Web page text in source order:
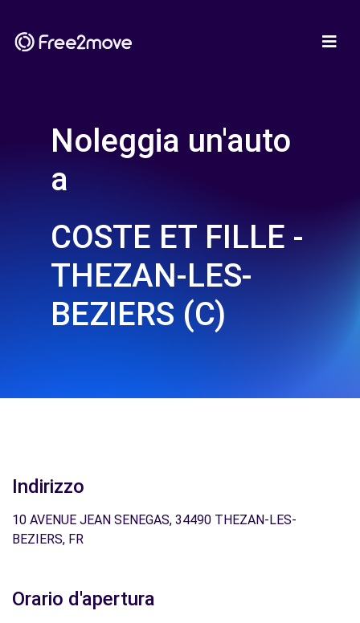
Noleggia un'auto
a
COSTE ET FILLE -
THEZAN-LES-
BEZIERS (C)
Indirizzo
10 AVENUE JEAN SENEGAS, 34490 THEZAN-LES-
BEZIERS, FR
Orario d'apertura